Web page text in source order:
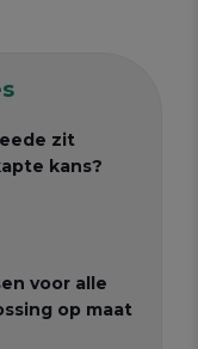
zit
kans?
voor alle
op maat